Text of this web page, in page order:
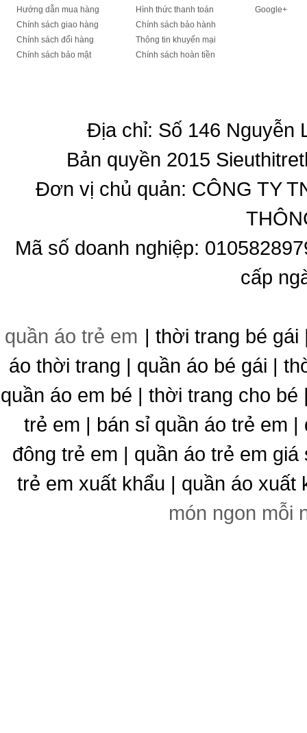
Hướng dẫn mua hàng
Chính sách giao hàng
Chính sách đổi hàng
Chính sách bảo mật
Hình thức thanh toán
Chính sách bảo hành
Thông tin khuyến mại
Chính sách hoàn tiền
Google+
Địa chỉ: Số 146 Nguyễn
Bản quyền 2015
Đơn vị chủ quản: CÔNG TY
Mã số doanh nghiệp:
cấp
quần áo trẻ em | thời trang bé gái
áo thời trang | quần áo bé gái |
quần áo em bé | thời trang cho
trẻ em | bán sỉ quần áo trẻ em
đông trẻ em | quần áo trẻ em
trẻ em xuất khẩu | quần áo xuất
món ngon mỗi